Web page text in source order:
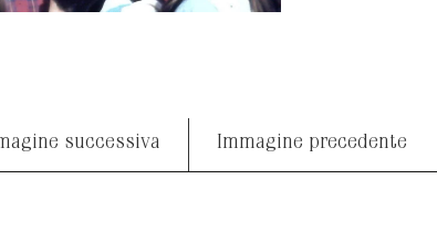
successiva Immagine precedente